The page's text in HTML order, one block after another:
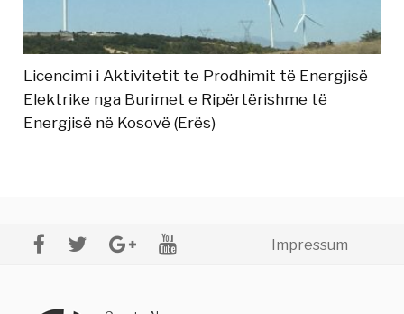
Licencimi i Aktivitetit te Prodhimit të Energjisë
Elektrike nga Burimet e Ripërtërishme të
Energjisë në Kosovë (Erës)
Impressum